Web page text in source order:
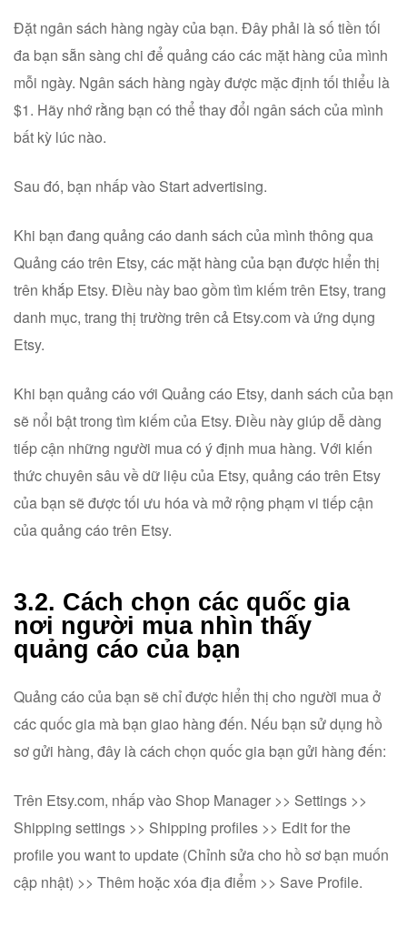
Đặt ngân sách hàng ngày của bạn. Đây phải là số tiền tối
đa bạn sẵn sàng chi để quảng cáo các mặt hàng của mình
mỗi ngày. Ngân sách hàng ngày được mặc định tối thiểu là
$1. Hãy nhớ rằng bạn có thể thay đổi ngân sách của mình
bất kỳ lúc nào.
Sau đó, bạn nhấp vào Start advertising.
Khi bạn đang quảng cáo danh sách của mình thông qua
Quảng cáo trên Etsy, các mặt hàng của bạn được hiển thị
trên khắp Etsy. Điều này bao gồm tìm kiếm trên Etsy, trang
danh mục, trang thị trường trên cả Etsy.com và ứng dụng
Etsy.
Khi bạn quảng cáo với Quảng cáo Etsy, danh sách của bạn
sẽ nổi bật trong tìm kiếm của Etsy. Điều này giúp dễ dàng
tiếp cận những người mua có ý định mua hàng. Với kiến
thức chuyên sâu về dữ liệu của Etsy, quảng cáo trên Etsy
của bạn sẽ được tối ưu hóa và mở rộng phạm vi tiếp cận
của quảng cáo trên Etsy.
3.2. Cách chọn các quốc gia
nơi người mua nhìn thấy
quảng cáo của bạn
Quảng cáo của bạn sẽ chỉ được hiển thị cho người mua ở
các quốc gia mà bạn giao hàng đến. Nếu bạn sử dụng hồ
sơ gửi hàng, đây là cách chọn quốc gia bạn gửi hàng đến:
Trên Etsy.com, nhấp vào Shop Manager >> Settings >>
Shipping settings >> Shipping profiles >> Edit for the
profile you want to update (Chỉnh sửa cho hồ sơ bạn muốn
cập nhật) >> Thêm hoặc xóa địa điểm >> Save Profile.